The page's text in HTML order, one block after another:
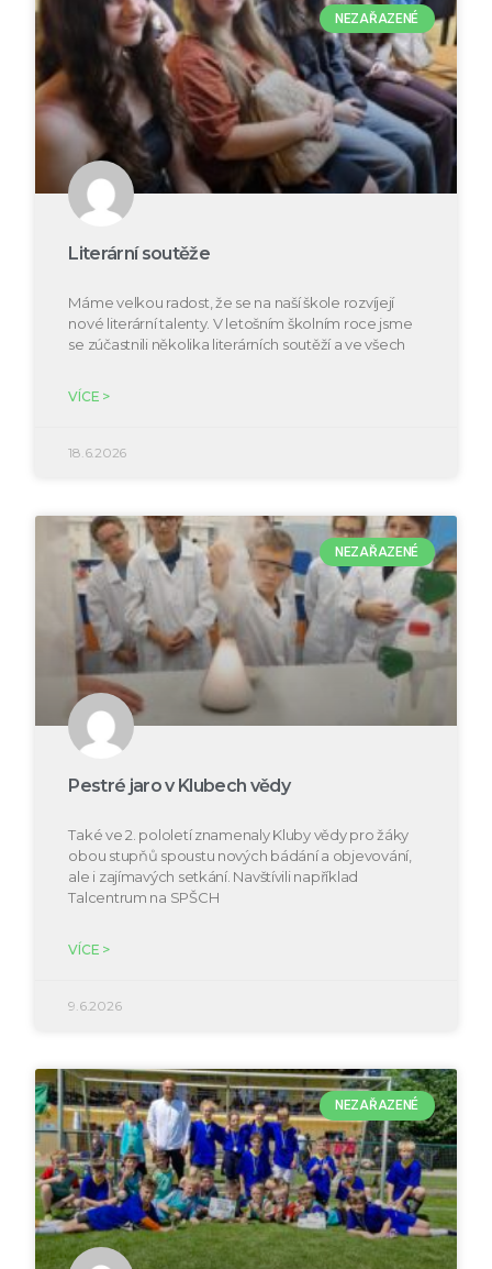
NEZAŘAZENÉ
Literární soutěže
Máme velkou radost, že se na naší škole rozvíjejí
nové literární talenty. V letošním školním roce jsme
se zúčastnili několika literárních soutěží a ve všech
VÍCE >
18.6.2026
NEZAŘAZENÉ
Pestré jaro v Klubech vědy
Také ve 2. pololetí znamenaly Kluby vědy pro žáky
obou stupňů spoustu nových bádání a objevování,
ale i zajímavých setkání. Navštívili například
Talcentrum na SPŠCH
VÍCE >
9.6.2026
NEZAŘAZENÉ